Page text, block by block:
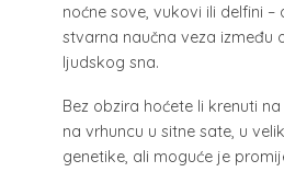
noćne sove, vukovi ili delfini –
stvarna naučna veza između
ljudskog sna.
Bez obzira hoćete li krenuti
na vrhuncu u sitne sate, u
genetike, ali moguće je